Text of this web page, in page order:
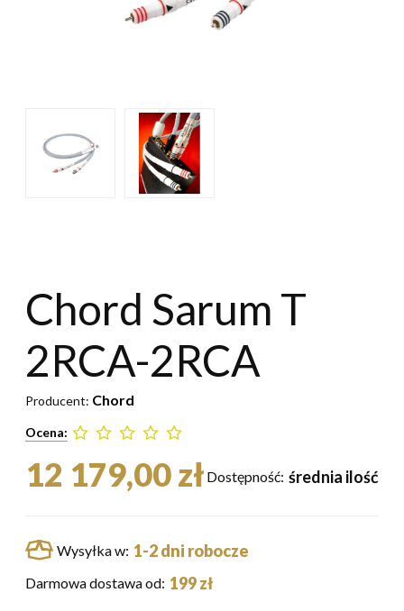
Chord Sarum T
2RCA-2RCA
Producent: Chord
Ocena:
12 179,00 zł Dostępność: średnia ilość
Wysyłka w: 1-2 dni robocze
Darmowa dostawa od: 199 zł